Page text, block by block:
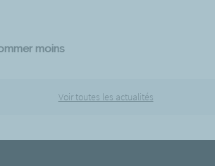
moins
Voir toutes les actualités